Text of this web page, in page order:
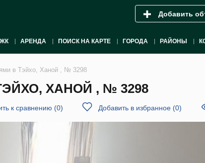
Добавить
АРЕНДА ПОИСК НА КАРТЕ ГОРОДА РАЙОНЫ
в Тэйхо, Ханой , № 3298
ХАНОЙ , № 3298
к сравнению (0) Добавить в избранное (0)